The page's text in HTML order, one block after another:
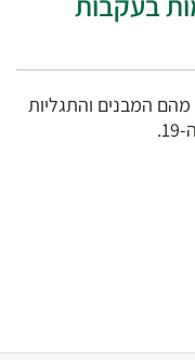
מהם המבנים והתגליות